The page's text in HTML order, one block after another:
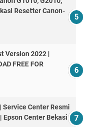
Resetter Canon-
Version 2022 |
FREE FOR
Service Center Resmi
Epson Center Bekasi